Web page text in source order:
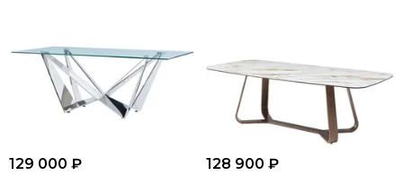
129 000 ₽ 128 900 ₽